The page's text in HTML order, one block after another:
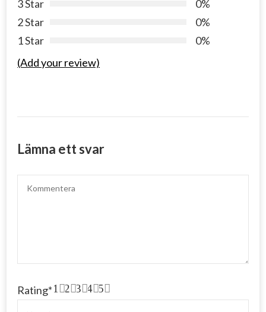
3 Star
0%
2 Star
0%
1 Star
0%
(Add your review)
Lämna ett svar
Rating* 5
4
3
2
1